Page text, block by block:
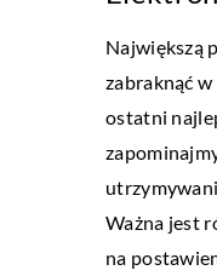
Największą
zabraknąć
ostatni
Ważna jest
na